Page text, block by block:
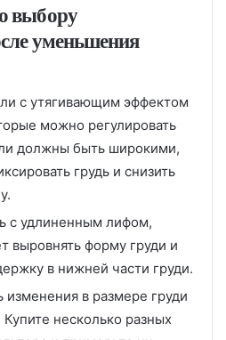
выбору
уменьшения
с утягивающим эффектом
можно регулировать
должны быть широкими,
грудь и снизить
с удлиненным лифом,
выровнять форму груди и
в нижней части груди.
изменения в размере груди
несколько разных